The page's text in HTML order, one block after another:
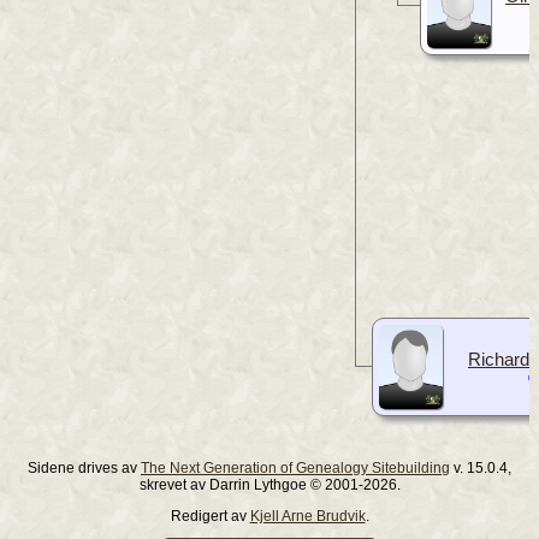
Richard
Sidene drives av The Next Generation of Genealogy Sitebuilding v. 15.0.4,
skrevet av Darrin Lythgoe © 2001-2026.
Redigert av Kjell Arne Brudvik.